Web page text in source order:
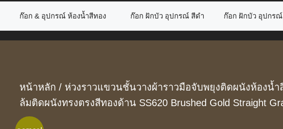
ก๊อก & อุปกรณ์ ห้องน้ำสีทอง ก๊อก ฝักบัว อุปกรณ์ สีดำ ก๊อก ฝักบัว อุปกรณ์
หน้าหลัก / ห่วงราวแขวนชั้นวางผ้าราวมือจับพยุงติดผนังห้องน้ำ
ล้มติดผนังทรงตรงสีทองด้าน SS620 Brushed Gold Straight